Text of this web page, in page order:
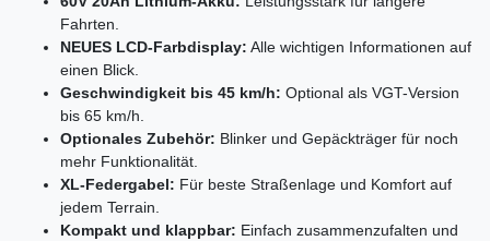
Fahrten.
NEUES LCD-Farbdisplay: Alle wichtigen Informationen auf
einen Blick.
Geschwindigkeit bis 45 km/h: Optional als VGT-Version
bis 65 km/h.
Optionales Zubehör: Blinker und Gepäckträger für noch
mehr Funktionalität.
XL-Federgabel: Für beste Straßenlage und Komfort auf
jedem Terrain.
Kompakt und klappbar: Einfach zusammenzufalten und